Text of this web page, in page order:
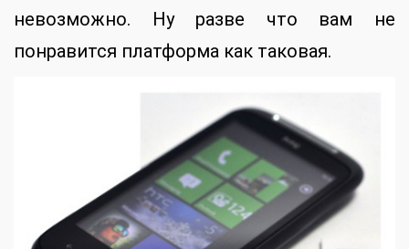
невозможно. Ну разве что вам не
понравится платформа как таковая.